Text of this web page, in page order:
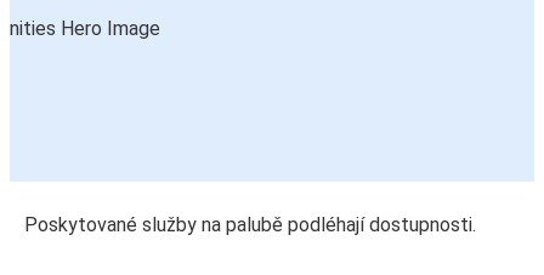
Poskytované služby na palubě podléhají dostupnosti.